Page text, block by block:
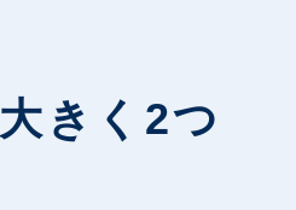
大きく2つ